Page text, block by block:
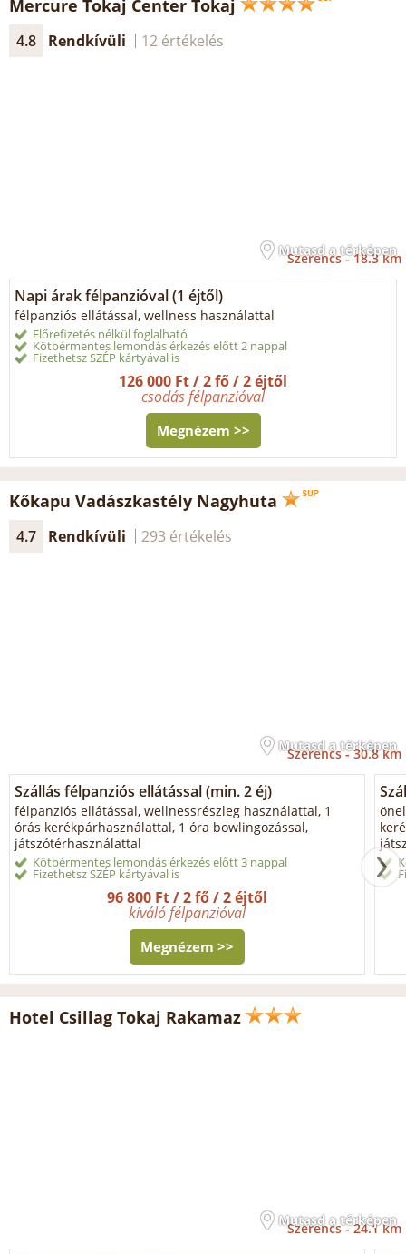
Mercure Tokaj Center Tokaj
4.8 Rendkívüli 12 értékelés
Mutasd a térképen
Szerencs -18.3 km
Napi árak félpanzióval (1 éjtől)
félpanziós ellátással, wellness használattal
Előrefizetés nélkül foglalható
Kötbérmentes lemondás érkezés előtt 2 nappal
Fizethetsz SZÉP kártyával is
126 000 Ft / 2 fő / 2 éjtől
csodás félpanzióval
Megnézem >>
Kőkapu Vadászkastély Nagyhuta
4.7 Rendkívüli 293 értékelés
Mutasd a térképen
Szerencs -30.8 km
Szállás félpanziós ellátással (min. 2 éj)
félpanziós ellátással, wellnessrészleg használattal, 1
órás kerékpárhasználattal, 1 óra bowlingozással,
játszótérhasználattal
Kötbérmentes lemondás érkezés előtt 3 nappal
Fizethetsz SZÉP kártyával is
96 800 Ft / 2 fő / 2 éjtől
kiváló félpanzióval
Megnézem >>
Hotel Csillag Tokaj Rakamaz
Mutasd a térképen
Szerencs -24.1 km